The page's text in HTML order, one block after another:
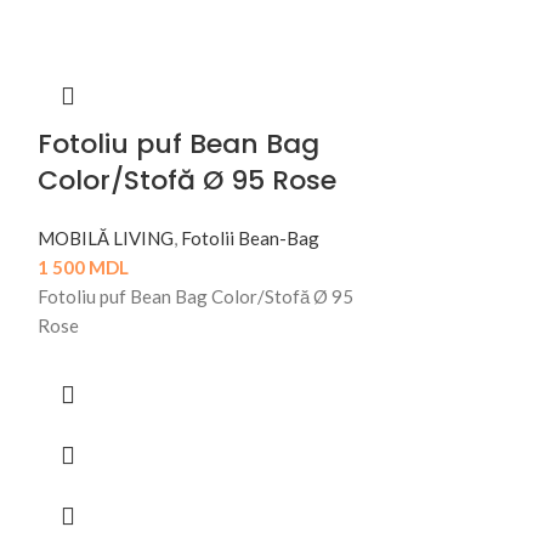
Fotoliu puf Bean Bag
Color/Stofă Ø 95 Rose
MOBILĂ LIVING, Fotolii Bean-Bag
1 500 MDL
Fotoliu puf Bean Bag Color/Stofă Ø 95
Rose